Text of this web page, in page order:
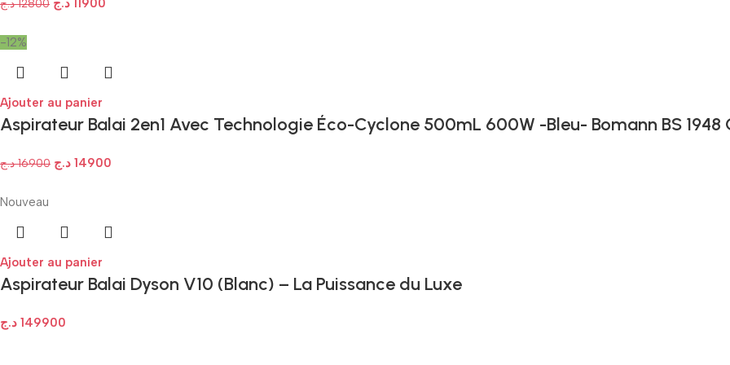
12800 د.ج 11900 د.ج
-12%
Ajouter au panier
Aspirateur Balai 2en1 Avec Technologie Éco-Cyclone 500mL 600W -Bleu- Bomann BS 1948
16900 د.ج 14900 د.ج
Nouveau
Ajouter au panier
Aspirateur Balai Dyson V10 (Blanc) – La Puissance du Luxe
149900 د.ج